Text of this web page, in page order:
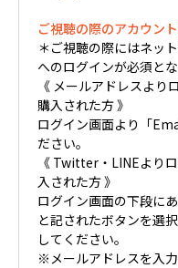
ご視聴の際のアカウン
＊ご視聴の際にはネッ
へのログインが必須とな
《 メールアドレスよ
購入された方 》
ログイン画面より「
ださい。
《 Twitter・LINEより
入された方 》
ログイン画面の下段に
と記されたボタンを選
してください。
※メールアドレスを入